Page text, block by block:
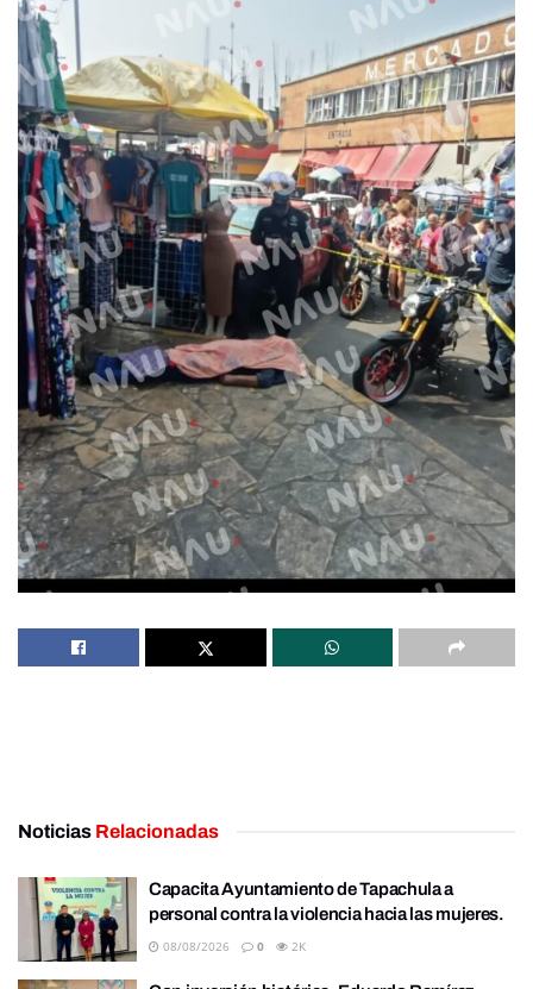
Noticias Relacionadas
Capacita Ayuntamiento de Tapachula a
personal contra la violencia hacia las mujeres.
08/08/2026 0 2K